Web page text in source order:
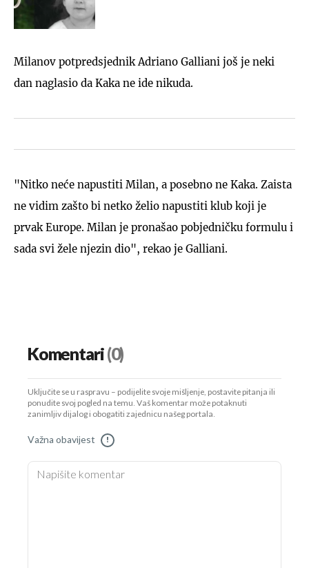
Milanov potpredsjednik Adriano Galliani još je neki
dan naglasio da Kaka ne ide nikuda.
"Nitko neće napustiti Milan, a posebno ne Kaka. Zaista
ne vidim zašto bi netko želio napustiti klub koji je
prvak Europe. Milan je pronašao pobjedničku formulu i
sada svi žele njezin dio", rekao je Galliani.
Komentari(0)
Uključite se u raspravu – podijelite svoje mišljenje, postavite pitanja ili
ponudite svoj pogled na temu. Vaš komentar može potaknuti
zanimljiv dijalog i obogatiti zajednicu našeg portala.
Važna obavijest !